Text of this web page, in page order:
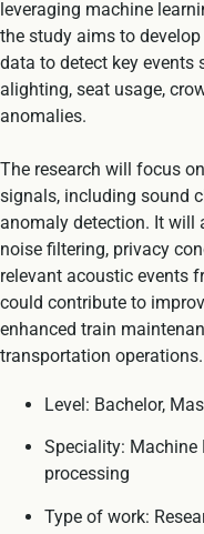
leveraging machine
the study aims to
data to detect key events
alighting, seat usage,
anomalies.
The research will focus
signals, including sound
anomaly detection. It will
noise filtering, privacy
relevant acoustic events
could contribute to
enhanced train
transportation operations.
Level: Bachelor,
Speciality: Machine
processing
Type of work: